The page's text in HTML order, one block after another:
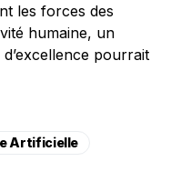
les forces des
humaine, un
pourrait
Artificielle